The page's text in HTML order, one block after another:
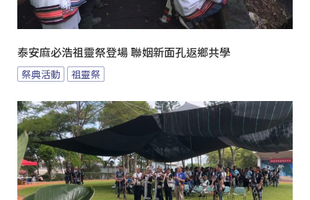
泰安麻必浩祖靈祭登場 聯姻新面孔返鄉共學
祭典活動 祖靈祭